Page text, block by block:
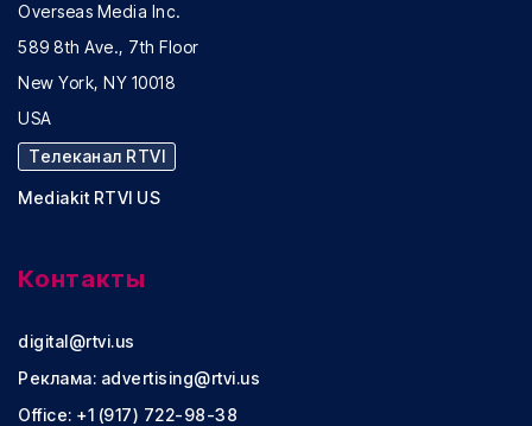
Overseas Media Inc.
589 8th Ave., 7th Floor
New York, NY 10018
USA
Телеканал RTVI
Mediakit RTVI US
Контакты
digital@rtvi.us
Реклама: advertising@rtvi.us
Office: +1 (917) 722-98-38